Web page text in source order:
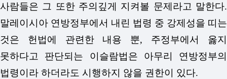
사람들은 그 또한 주의깊게 지켜볼 문제라고 말한다.
말레이시아 연방정부에서 내린 법령 중 강제성을 띠는
것은 헌법에 관련한 내용 뿐, 주정부에서 옳지
못하다고 판단되는 이슬람법은 아무리 연방정부의
법령이라 하더라도 시행하지 않을 권한이 있다.